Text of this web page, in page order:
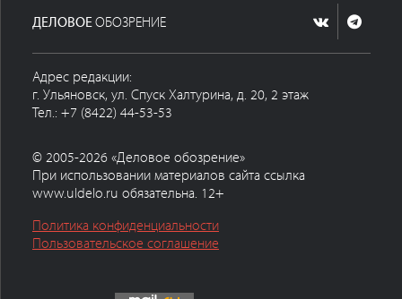
ДЕЛОВОЕ ОБОЗРЕНИЕ
Адрес редакции:
г. Ульяновск, ул. Спуск Халтурина, д. 20, 2 этаж
Тел.: +7 (8422) 44-53-53
© 2005-2026 «Деловое обозрение»
При использовании материалов сайта ссылка
www.uldelo.ru обязательна. 12+
Политика конфиденциальности
Пользовательское соглашение